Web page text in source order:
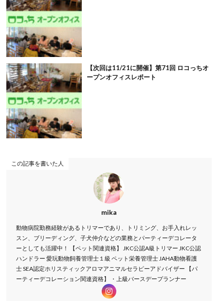
【次回は11/21に開催】第71回 ロコっちオ
ープンオフィスレポート
この記事を書いた人
mika
動物病院勤務経験があるトリマーであり、トリミング、お手入れレッ
スン、ブリーディング、子犬仲介などの業務とパーティーデコレータ
ーとしても活躍中！ 【ペット関連資格】 JKC公認A級トリマー JKC公認
ハンドラー 愛玩動物飼養管理士１級 ペット栄養管理士 JAHA動物看護
士 SEA認定ホリスティックアロマアニマルセラピーアドバイザー 【パ
ーティーデコレーション関連資格】 ・上級バースデープランナー